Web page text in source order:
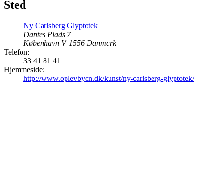
Sted
Ny Carlsberg Glyptotek
Dantes Plads 7
København V, 1556 Danmark
Telefon:
33 41 81 41
Hjemmeside:
http://www.oplevbyen.dk/kunst/ny-carlsberg-glyptotek/